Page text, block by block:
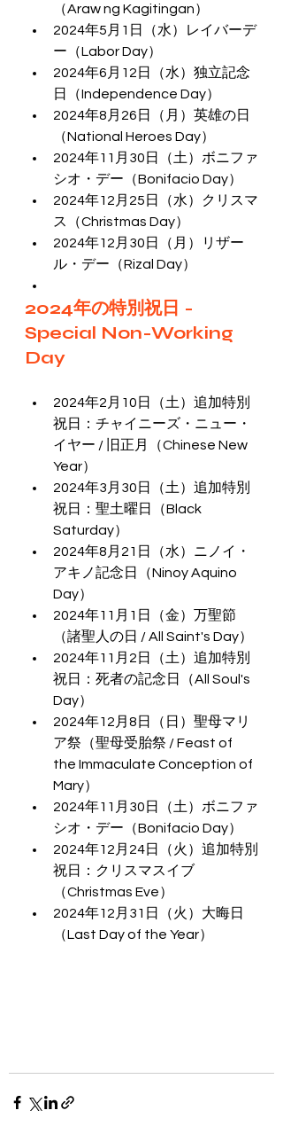
（Araw ng Kagitingan）
2024年5月1日（水）レイバーデ
ー（Labor Day）
2024年6月12日（水）独立記念
日（Independence Day）
2024年8月26日（月）英雄の日
（National Heroes Day）
2024年11月30日（土）ボニファ
シオ・デー（Bonifacio Day）
2024年12月25日（水）クリスマ
ス（Christmas Day）
2024年12月30日（月）リザー
ル・デー（Rizal Day）
2024年の特別祝日 -
Special Non-Working
Day
2024年2月10日（土）追加特別
祝日：チャイニーズ・ニュー・
イヤー / 旧正月（Chinese New
Year）
2024年3月30日（土）追加特別
祝日：聖土曜日（Black
Saturday）
2024年8月21日（水）ニノイ・
アキノ記念日（Ninoy Aquino
Day）
2024年11月1日（金）万聖節
（諸聖人の日 / All Saint's Day）
2024年11月2日（土）追加特別
祝日：死者の記念日（All Soul's
Day）
2024年12月8日（日）聖母マリ
ア祭（聖母受胎祭 / Feast of
the Immaculate Conception of
Mary）
2024年11月30日（土）ボニファ
シオ・デー（Bonifacio Day）
2024年12月24日（火）追加特別
祝日：クリスマスイブ
（Christmas Eve）
2024年12月31日（火）大晦日
（Last Day of the Year）